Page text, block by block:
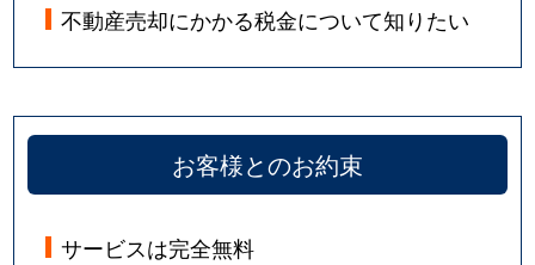
不動産売却にかかる税金について知りたい
お客様とのお約束
サービスは完全無料